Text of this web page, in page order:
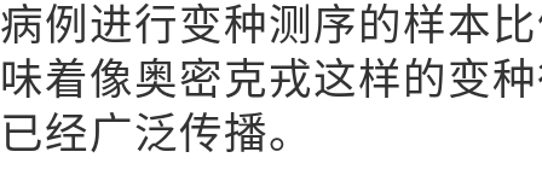
病例进行变种测序的样本
味着像奥密克戎这样的变
已经广泛传播。